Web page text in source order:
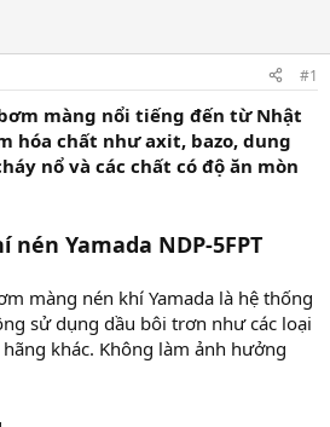
#1
màng nổi tiếng đến từ Nhật
hóa chất như axit, bazo, dung
nổ và các chất có độ ăn mòn
Yamada NDP-5FPT
màng nén khí Yamada là hệ thống
sử dụng dầu bôi trơn như các loại
khác. Không làm ảnh hưởng